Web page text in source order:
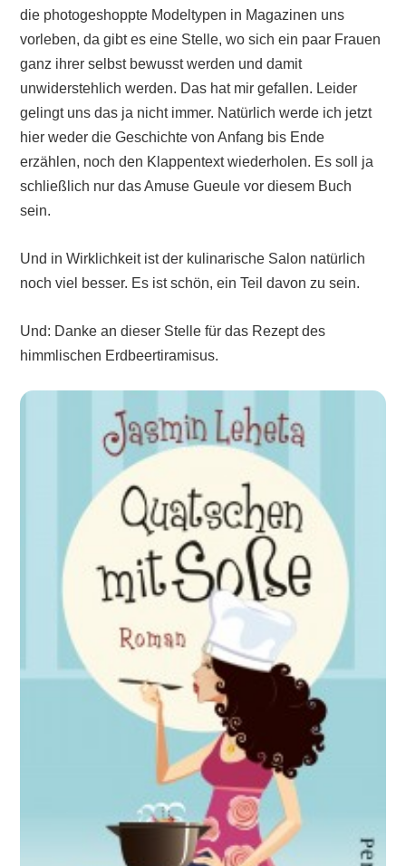
die photogeshoppte Modeltypen in Magazinen uns
vorleben, da gibt es eine Stelle, wo sich ein paar Frauen
ganz ihrer selbst bewusst werden und damit
unwiderstehlich werden. Das hat mir gefallen. Leider
gelingt uns das ja nicht immer. Natürlich werde ich jetzt
hier weder die Geschichte von Anfang bis Ende
erzählen, noch den Klappentext wiederholen. Es soll ja
schließlich nur das Amuse Gueule vor diesem Buch
sein.
Und in Wirklichkeit ist der kulinarische Salon natürlich
noch viel besser. Es ist schön, ein Teil davon zu sein.
Und: Danke an dieser Stelle für das Rezept des
himmlischen Erdbeertiramisus.